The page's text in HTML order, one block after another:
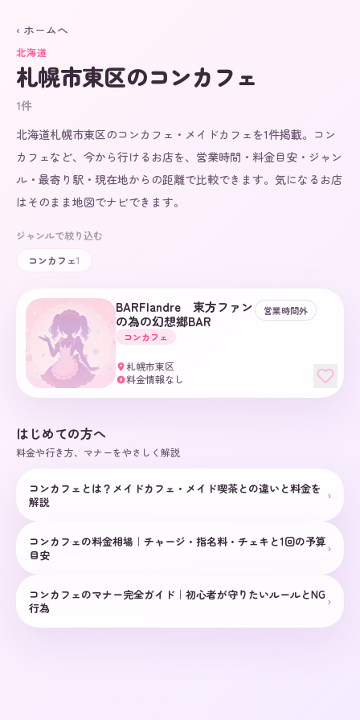
‹ ホームへ
北海道
札幌市東区のコンカフェ
1件
北海道札幌市東区のコンカフェ・メイドカフェを1件掲載。コン
カフェなど、今から行けるお店を、営業時間・料金目安・ジャン
ル・最寄り駅・現在地からの距離で比較できます。気になるお店
はそのまま地図でナビできます。
ジャンルで絞り込む
コンカフェ1
BARFlandre 東方ファン
の為の幻想郷BAR
営業時間外
コンカフェ
札幌市東区
¥ 料金情報なし
はじめての方へ
料金や行き方、マナーをやさしく解説
コンカフェとは？メイドカフェ・メイド喫茶との違いと料金を
解説
›
コンカフェの料金相場｜チャージ・指名料・チェキと1回の予算
目安
›
コンカフェのマナー完全ガイド｜初心者が守りたいルールとNG
行為
›